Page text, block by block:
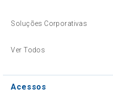
Soluções Corporativas
Ver Todos
Acessos